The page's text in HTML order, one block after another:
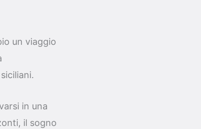
un viaggio
in una
il sogno